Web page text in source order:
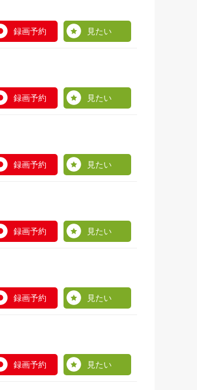
録画予約 見たい
録画予約 見たい
録画予約 見たい
録画予約 見たい
録画予約 見たい
録画予約 見たい